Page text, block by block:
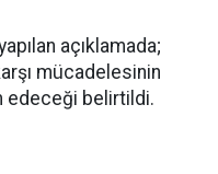
açıklamada;
mücadelesinin
edeceği belirtildi.